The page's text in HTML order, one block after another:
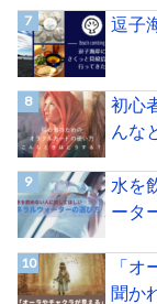
逗子
初心
んな
水を
ータ
「
聞か